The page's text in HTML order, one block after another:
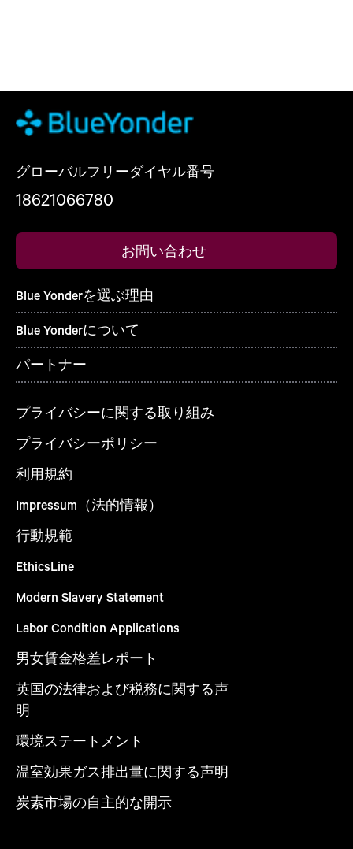
グローバルフリーダイヤル番号
18621066780
お問い合わせ
Blue Yonderを選ぶ理由
Blue Yonderについて
パートナー
プライバシーに関する取り組み
プライバシーポリシー
利用規約
Impressum（法的情報）
行動規範
EthicsLine
Modern Slavery Statement
Labor Condition Applications
男女賃金格差レポート
英国の法律および税務に関する声
明
環境ステートメント
温室効果ガス排出量に関する声明
炭素市場の自主的な開示